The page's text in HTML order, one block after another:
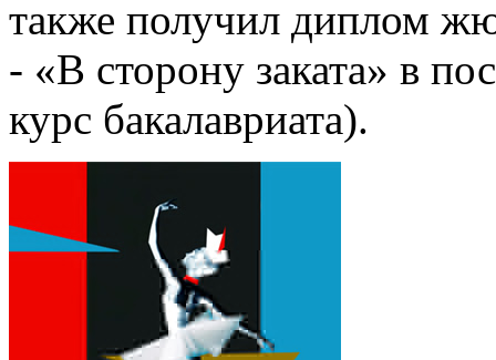
также получил диплом
- «В сторону заката» в
курс бакалавриата).